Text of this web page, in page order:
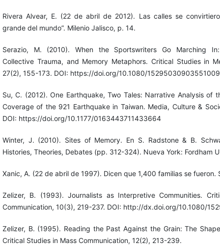
Rivera Alvear, E. (22 de abril de 2012). Las calles se
grande del mundo”. Milenio Jalisco, p. 14.
Serazio, M. (2010). When the Sportswriters Go Marching
Collective Trauma, and Memory Metaphors. Critical Studies in
27(2), 155-173. DOI: https://doi.org/10.1080/15295030903551009
Su, C. (2012). One Earthquake, Two Tales: Narrative Analysis of
Coverage of the 921 Earthquake in Taiwan. Media, Culture &
DOI: https://doi.org/10.1177/0163443711433664
Winter, J. (2010). Sites of Memory. En S. Radstone & B.
Histories, Theories, Debates (pp. 312-324). Nueva York: Fordham
Xanic, A. (22 de abril de 1997). Dicen que 1,400 familias se fueron.
Zelizer, B. (1993). Journalists as Interpretive Communities.
Communication, 10(3), 219-237. DOI: http://dx.doi.org/10.1080/
Zelizer, B. (1995). Reading the Past Against the Grain: The
Critical Studies in Mass Communication, 12(2), 213-239.